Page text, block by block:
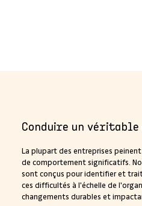
Conduire un véritable
La plupart des entreprises
de comportement significatifs.
sont conçus pour identifier et
ces difficultés à l'échelle de
changements durables et